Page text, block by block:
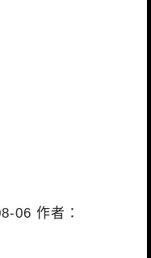
06 作者：